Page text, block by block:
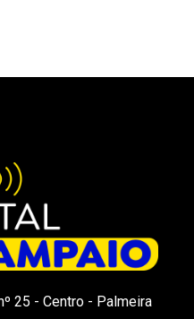
25 - Centro - Palmeira